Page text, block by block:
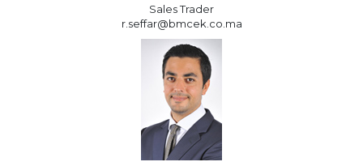
Sales Trader
r.seffar@bmcek.co.ma